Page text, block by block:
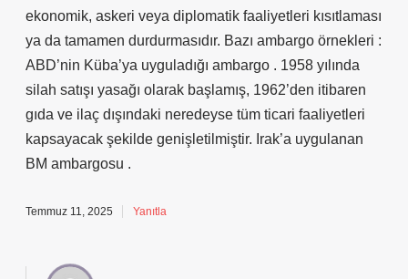
ekonomik, askeri veya diplomatik faaliyetleri kısıtlaması
ya da tamamen durdurmasıdır. Bazı ambargo örnekleri :
ABD’nin Küba’ya uyguladığı ambargo . 1958 yılında
silah satışı yasağı olarak başlamış, 1962’den itibaren
gıda ve ilaç dışındaki neredeyse tüm ticari faaliyetleri
kapsayacak şekilde genişletilmiştir. Irak’a uygulanan
BM ambargosu .
Temmuz 11, 2025 Yanıtla